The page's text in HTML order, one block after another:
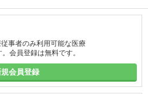
事者のみ利用可能な医療
会員登録は無料です。
会員登録